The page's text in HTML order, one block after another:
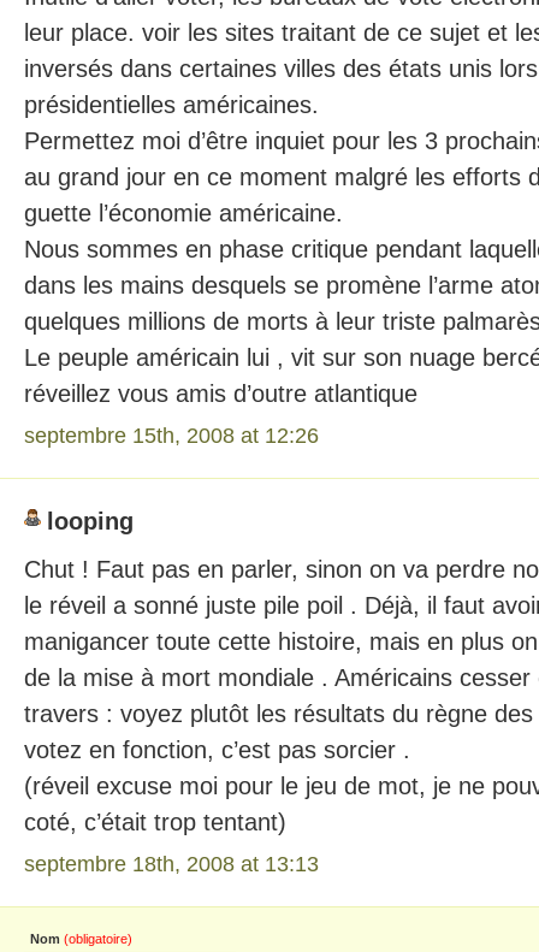
leur place. voir les sites traitant de ce sujet et
inversés dans certaines villes des états unis
présidentielles américaines.
Permettez moi d’être inquiet pour les 3
au grand jour en ce moment malgré les efforts
guette l’économie américaine.
Nous sommes en phase critique pendant
dans les mains desquels se promène l’arme
quelques millions de morts à leur triste
Le peuple américain lui , vit sur son nuage
réveillez vous amis d’outre atlantique
septembre 15th, 2008 at 12:26
looping
Chut ! Faut pas en parler, sinon on va perdre
le réveil a sonné juste pile poil . Déjà, il faut
manigancer toute cette histoire, mais en plus
de la mise à mort mondiale . Américains
travers : voyez plutôt les résultats du règne
votez en fonction, c’est pas sorcier .
(réveil excuse moi pour le jeu de mot, je ne
coté, c’était trop tentant)
septembre 18th, 2008 at 13:13
Nom (obligatoire)